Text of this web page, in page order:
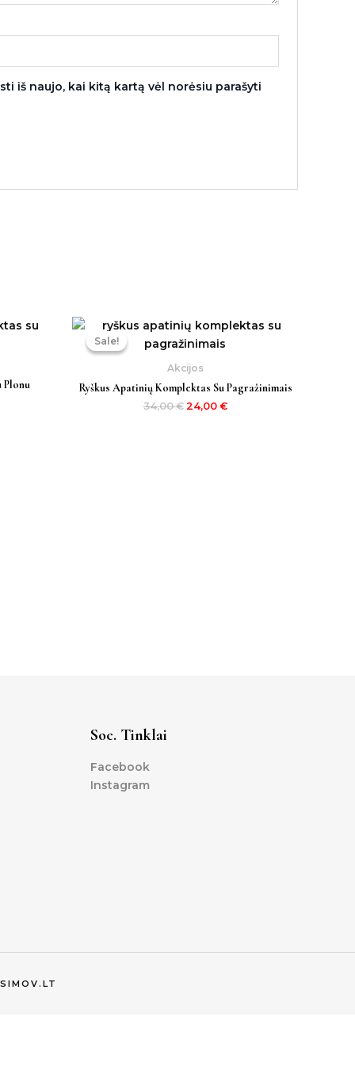
iš naujo, kai kitą kartą vėl norėsiu parašyti
Plonu
Sale!
Sale!
Akcijos
Ryškus Apatinių Komplektas Su Pagražinimais
34,00€
Original
price
was:
24,00 €
Current
Soc. Tinklai
Facebook
Instagram